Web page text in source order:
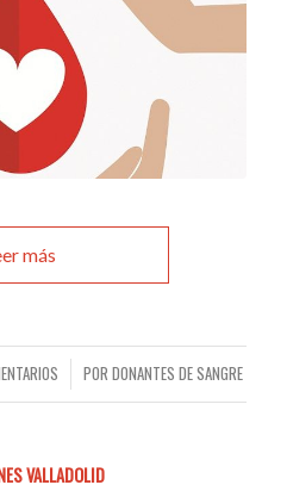
más
POR DONANTES DE SANGRE
VALLADOLID